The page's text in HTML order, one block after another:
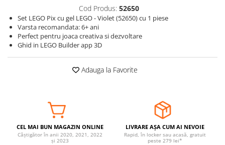
Ochelari de soare
Palarii protectie UV
Accesorii plaja
Carucioare si scaune auto
Tarcuri copii / bebelusi
Scaune masa
Cod Produs: 52650
Set LEGO Pix cu gel LEGO - Violet (52650) cu 1 piese
Varsta recomandata: 6+ ani
Perfect pentru joaca creativa si dezvoltare
Ghid in LEGO Builder app 3D
Adauga la Favorite
CEL MAI BUN MAGAZIN ONLINE
Câștigător în anii 2020, 2021, 2022
și 2023
LIVRARE AȘA CUM AI NEVOIE
Rapid, în locker sau acasă, gratuit
peste 279 lei*